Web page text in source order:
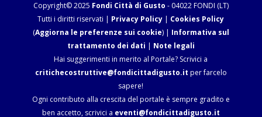
Copyright© 2025 Fondi Città di Gusto - 04022 FONDI (LT)
Tutti i diritti riservati | Privacy Policy | Cookies Policy
(Aggiorna le preferenze sui cookie) | Informativa sul
trattamento dei dati | Note legali
Hai suggerimenti in merito al Portale? Scrivici a
critichecostruttive@fondicittadigusto.it per farcelo
sapere!
Ogni contributo alla crescita del portale è sempre gradito e
ben accetto, scrivici a eventi@fondicittadigusto.it